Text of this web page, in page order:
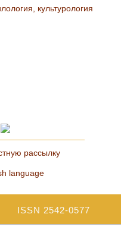
рассылку
language
ISSN 2542-0577